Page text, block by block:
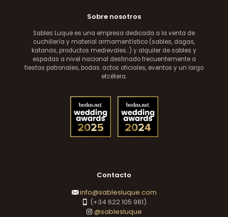
Sobre nosotros
Sables Luque es una empresa dedicada a la venta de
cuchillería y material armamentístico (sables, dagas,
katanas, productos medievales...) y alquiler de sables y
espadas a nivel nacional destinado frecuentemente a
fiestas patronales, bodas. actos oficiales, eventos y un largo
etcétera.
Contacto
info@sablesluque.com
(+34 622 105 981)
@sablesluque